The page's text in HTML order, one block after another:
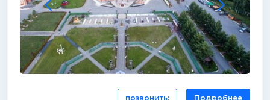
позвонить: Подробнее